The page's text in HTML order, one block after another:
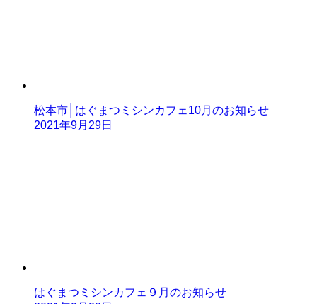
松本市│はぐまつミシンカフェ10月のお知らせ
2021年9月29日
はぐまつミシンカフェ９月のお知らせ